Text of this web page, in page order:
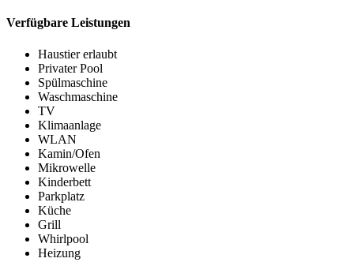
Verfügbare Leistungen
Haustier erlaubt
Privater Pool
Spülmaschine
Waschmaschine
TV
Klimaanlage
WLAN
Kamin/Ofen
Mikrowelle
Kinderbett
Parkplatz
Küche
Grill
Whirlpool
Heizung